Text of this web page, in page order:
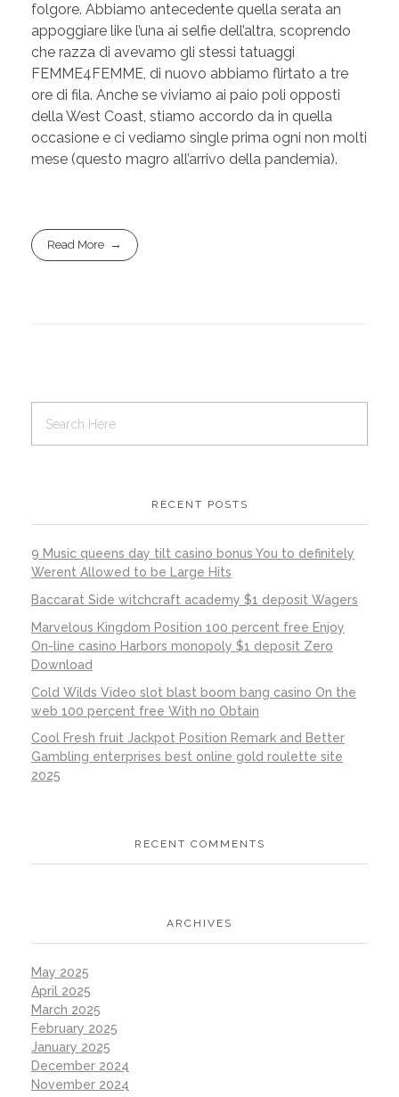
folgore. Abbiamo antecedente quella serata an
appoggiare like l’una ai selfie dell’altra, scoprendo
che razza di avevamo gli stessi tatuaggi
FEMME4FEMME, di nuovo abbiamo flirtato a tre
ore di fila. Anche se viviamo ai paio poli opposti
della West Coast, stiamo accordo da in quella
occasione e ci vediamo single prima ogni non molti
mese (questo magro all’arrivo della pandemia).
Read More
RECENT POSTS
9 Music queens day tilt casino bonus You to definitely
Werent Allowed to be Large Hits
Baccarat Side witchcraft academy $1 deposit Wagers
Marvelous Kingdom Position 100 percent free Enjoy
On-line casino Harbors monopoly $1 deposit Zero
Download
Cold Wilds Video slot blast boom bang casino On the
web 100 percent free With no Obtain
Cool Fresh fruit Jackpot Position Remark and Better
Gambling enterprises best online gold roulette site
2025
RECENT COMMENTS
ARCHIVES
May 2025
April 2025
March 2025
February 2025
January 2025
December 2024
November 2024